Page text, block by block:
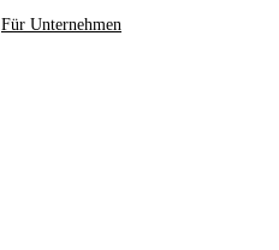
Für Unternehmen